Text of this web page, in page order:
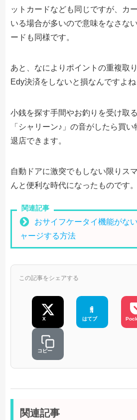
ットカードなども同じですが、カ
いる場合が多いので意味をなさな
ードも同様です。
あと、なによりポイントの重複取
Edy決済をしないと損なんですよね
小銭を探す手間やお釣りを受け取
「シャリーン♪」の音がしたら買
退店できます。
自動ドアに激突でもしない限りス
んと便利な時代になったものです。
関連記事
おサイフケータイ機能がな
ャージする方法
この記事をシェアする
X はてブ
コピー
関連記事